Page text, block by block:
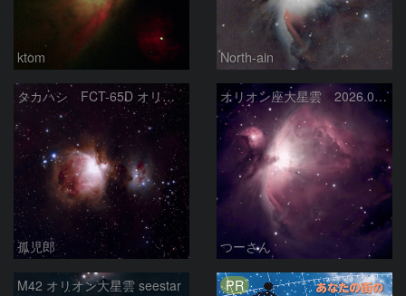
ktom North-ain
タカハシ FCT-65D オリオン大星雲
孤児郎
オリオン座大星雲 2026.01.13
つーさん
M42 オリオン大星雲 seestar PR